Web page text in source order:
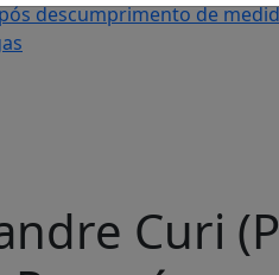
descumprimento de
Curi